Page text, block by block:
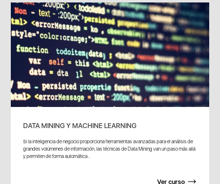
DATA MINING Y MACHINE LEARNING
Si la inteligencia de negocio proporciona herramientas avanzadas para el análisis de
grandes volúmenes de información, las técnicas de Data Mining van un paso más allá
y permiten de forma automática...
Ver curso